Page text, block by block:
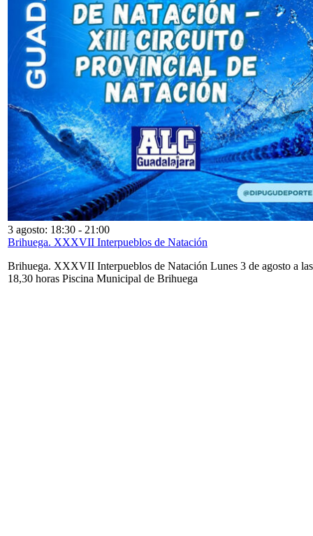
3 agosto: 18:30 - 21:00
Brihuega. XXXVII Interpueblos de Natación
Brihuega. XXXVII Interpueblos de Natación Lunes 3 de agosto a las
18,30 horas Piscina Municipal de Brihuega